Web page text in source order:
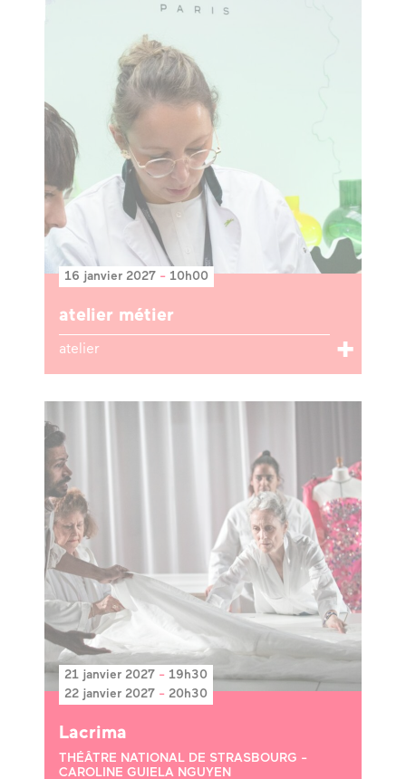
16 janvier 2027 - 10h00
atelier métier
atelier
21 janvier 2027 - 19h30
22 janvier 2027 - 20h30
Lacrima
THÉÂTRE NATIONAL DE STRASBOURG -
CAROLINE GUIELA NGUYEN